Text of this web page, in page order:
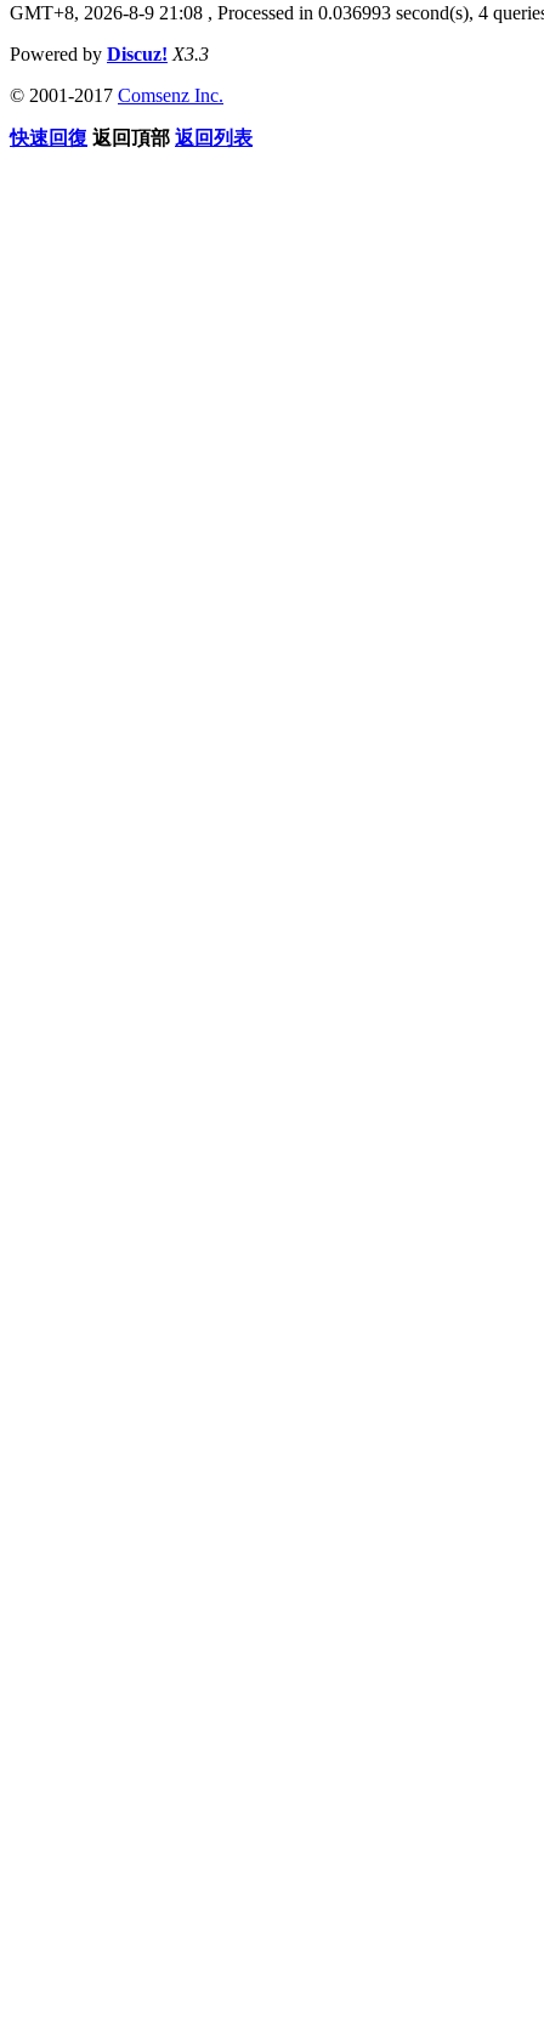
GMT+8, 2026-8-9 21:08 , Processed in 0.036993 second(s), 4
Powered by Discuz! X3.3
© 2001-2017 Comsenz Inc.
快速回復 返回頂部 返回列表